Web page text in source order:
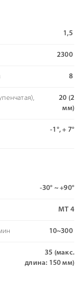
1,5
2300
8
20 (2
мм)
-1°, + 7°
-30° ~ +90°
МТ 4
10~300
35 (макс.
длина: 150 мм)